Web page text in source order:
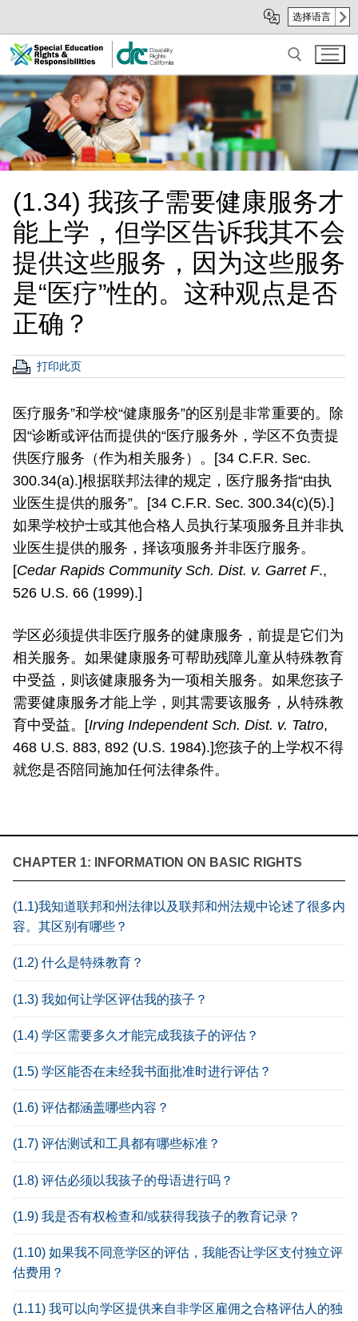
Main
Content
sub
navigation
选择语言
Search for:
CHAPTER 1: INFORMATION ON BASIC RIGHTS
(1.1)我知道联邦和州法律以及联邦和州法规中论述了很多内
容。其区别有哪些？
(1.2) 什么是特殊教育？
(1.3) 我如何让学区评估我的孩子？
(1.4) 学区需要多久才能完成我孩子的评估？
(1.5) 学区能否在未经我书面批准时进行评估？
(1.6) 评估都涵盖哪些内容？
(1.7) 评估测试和工具都有哪些标准？
(1.8) 评估必须以我孩子的母语进行吗？
(1.9) 我是否有权检查和/或获得我孩子的教育记录？
(1.10) 如果我不同意学区的评估，我能否让学区支付独立评
估费用？
(1.11) 我可以向学区提供来自非学区雇佣之合格评估人的独
(1.34) 我孩子需要健康服务才
能上学，但学区告诉我其不会
提供这些服务，因为这些服务
是“医疗”性的。这种观点是否
正确？
打印此页
医疗服务”和学校“健康服务”的区别是非常重要的。除
因“诊断或评估而提供的“医疗服务外，学区不负责提
供医疗服务（作为相关服务）。[34 C.F.R. Sec.
300.34(a).]根据联邦法律的规定，医疗服务指“由执
业医生提供的服务”。[34 C.F.R. Sec. 300.34(c)(5).]
如果学校护士或其他合格人员执行某项服务且并非执
业医生提供的服务，择该项服务并非医疗服务。
[Cedar Rapids Community Sch. Dist. v. Garret F.,
526 U.S. 66 (1999).]
学区必须提供非医疗服务的健康服务，前提是它们为
相关服务。如果健康服务可帮助残障儿童从特殊教育
中受益，则该健康服务为一项相关服务。如果您孩子
需要健康服务才能上学，则其需要该服务，从特殊教
育中受益。[Irving Independent Sch. Dist. v. Tatro,
468 U.S. 883, 892 (U.S. 1984).]您孩子的上学权不得
就您是否陪同施加任何法律条件。